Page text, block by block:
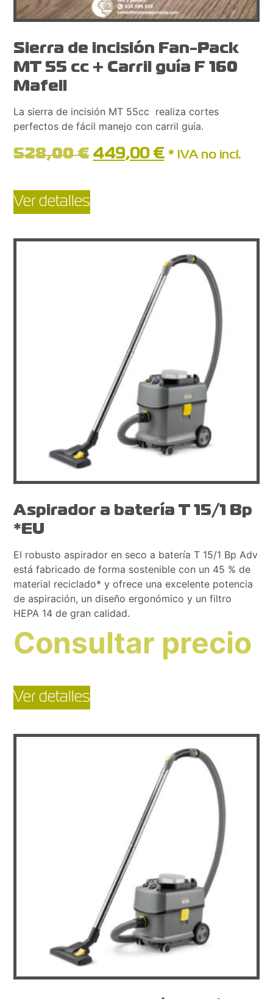
Sierra de incisión Fan-Pack
MT 55 cc + Carril guía F 160
Mafell
La sierra de incisión MT 55cc realiza cortes
perfectos de fácil manejo con carril guía.
528,00€ 449,00 € * IVA no incl.
Ver detalles
Aspirador a batería T 15/1 Bp
*EU
El robusto aspirador en seco a batería T 15/1 Bp Adv
está fabricado de forma sostenible con un 45 % de
material reciclado* y ofrece una excelente potencia
de aspiración, un diseño ergonómico y un filtro
HEPA 14 de gran calidad.
Consultar precio
Ver detalles